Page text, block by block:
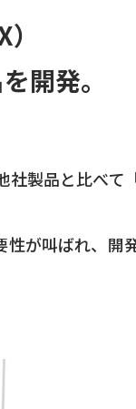
開発。
製品と比べて
が叫ばれ、開